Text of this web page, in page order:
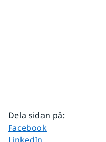
Dela sidan på:
Dela sidan på
Facebook
Dela sidan på